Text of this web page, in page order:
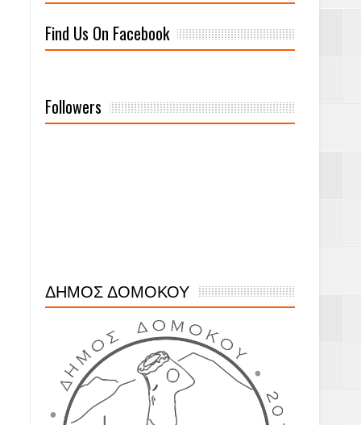
Find Us On Facebook
Followers
ΔΗΜΟΣ ΔΟΜΟΚΟΥ